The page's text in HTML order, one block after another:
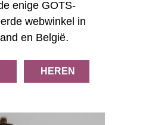
enige GOTS-
webwinkel in
en België.
HEREN